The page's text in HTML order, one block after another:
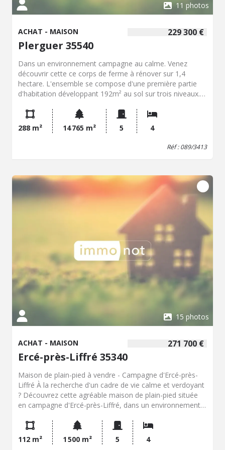
11 photos
229 300 €
ACHAT - MAISON
Plerguer 35540
Dans un environnement campagne au calme. Venez
découvrir cette ce corps de ferme à rénover sur 1,4
hectare. L'ensemble se compose d'une première partie
d'habitation développant 192m² au sol sur trois niveaux.
niveaux. Non attenant un hangar de 120m² - Une étable
de 50m² au sol - Trois soue. // TRAVAUX A PREVOIR //
288 m² 14 765 m² 5 4
Réf : 089/3413
15 photos
271 700 €
ACHAT - MAISON
Ercé-près-Liffré 35340
Maison de plain-pied à vendre - Campagne d'Ercé-près-
Liffré À la recherche d'un cadre de vie calme et verdoyant
? Découvrez cette agréable maison de plain-pied située
en campagne d'Ercé-près-Liffré, dans un environnement
Elle comprend une entrée avec placard, une cuisine
aménagée et équipée, un séjour-salon lumineux
agrémenté d'une cheminée, quatre chambres ainsi qu'une
112 m² 1 500 m² 5 4